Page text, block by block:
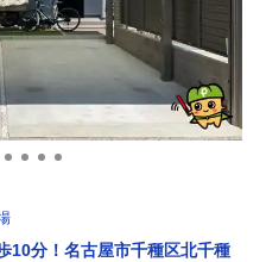
10分！名古屋市千種区北千種